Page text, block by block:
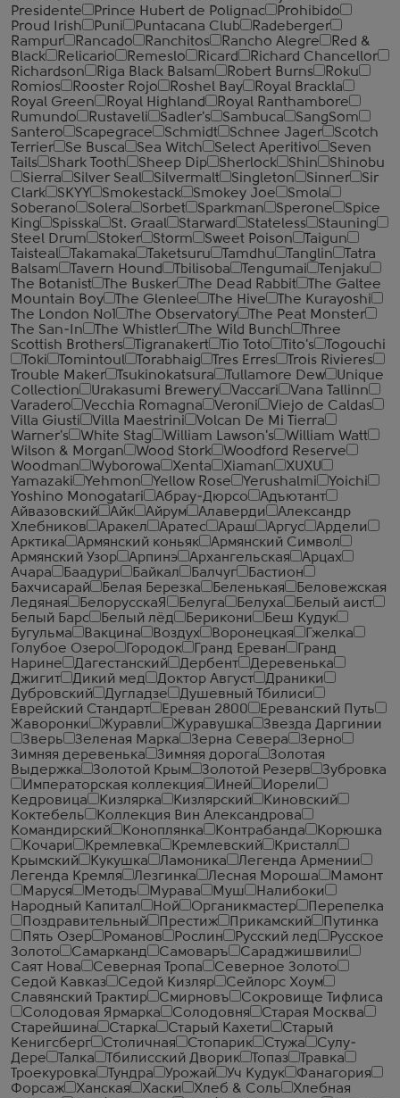
Presidente
Prince Hubert de Polignac
Prohibido
Proud Irish
Puni Puntacana Club
Radeberger
Rampur
Rancado Ranchitos Rancho Alegre
Red &
Black
Relicario Remeslo Ricard
Richard Chancellor
Richardson
Riga Black Balsam Robert Burns
Roku
Romios
Rooster Rojo Roshel Bay
Royal Brackla
Royal Green
Royal Highland
Royal Ranthambore
Rumundo
Rustaveli Sadler's Sambuca
SangSom
Santero
Scapegrace Schmidt Schnee Jager
Scotch
Terrier
Se Busca Sea Witch Select Aperitivo
Seven
Tails
Shark Tooth Sheep Dip Sherlock Shin
Shinobu
Sierra
Silver Seal Silvermalt Singleton Sinner
Sir
Clark
SKYY Smokestack Smokey Joe
Smola
Soberano
Solera Sorbet Sparkman Sperone
Spice
King
Spisska St. Graal Starward Stateless
Stauning
Steel Drum
Stoker Storm Sweet Poison
Taigun
Taisteal
Takamaka Taketsuru Tamdhu Tanglin
Tatra
Balsam
Tavern Hound Tbilisoba Tengumai
Tenjaku
The Botanist
The Busker The Dead Rabbit
The Galtee
Mountain Boy
The Glenlee The Hive
The Kurayoshi
The London №1
The Observatory
The Peat Monster
The San-In
The Whistler The Wild Bunch
Three
Scottish Brothers
Tigranakert Tio Toto Tito's
Togouchi
Toki
Tomintoul Torabhaig Tres Erres
Trois Rivieres
Trouble Maker
Tsukinokatsura Tullamore Dew
Unique
Collection
Urakasumi Brewery Vaccari
Vana Tallinn
Varadero
Vecchia Romagna Veroni
Viejo de Caldas
Villa Giusti
Villa Maestrini
Volcan De Mi Tierra
Warner's
White Stag William Lawson's
William Watt
Wilson & Morgan
Wood Stork
Woodford Reserve
Woodman
Wyborowa Xenta Xiaman
XUXU
Yamazaki
Yehmon Yellow Rose Yerushalmi
Yoichi
Yoshino Monogatari
Абрау-Дюрсо
Адъютант
Айвазовский
Айк Айрум Алаверди
Александр
Хлебников
Аракел Аратес Араш Аргус
Ардели
Арктика
Армянский коньяк
Армянский Символ
Армянский Узор
Арпинэ Архангельская
Арцах
Ачара
Баадури Байкал Балчуг
Бастион
Бахчисарай
Белая Березка Беленькая
Беловежская
Ледяная
БелорусскаЯ Белуга Белуха
Белый аист
Белый Барс
Белый лёд Берикони
Беш Кудук
Бугульма
Вакцина Воздух Воронецкая
Гжелка
Голубое Озеро
Городок Гранд Ереван
Гранд
Нарине
Дагестанский Дербент
Деревенька
Джигит
Дикий мед Доктор Август
Драники
Дубровский
Дугладзе
Душевный Тбилиси
Еврейский Стандарт
Ереван 2800
Ереванский Путь
Жаворонки
Журавли Журавушка
Звезда Даргинии
Зверь
Зеленая Марка Зерна Севера
Зерно
Зимняя деревенька
Зимняя дорога
Золотая
Выдержка
Золотой Крым Золотой Резерв
Зубровка
Императорская коллекция
Иней
Иорели
Кедровица
Кизлярка Кизлярский
Киновский
Коктебель
Коллекция Вин Александрова
Командирский
Коноплянка Контрабанда
Корюшка
Кочари
Кремлевка Кремлевский
Кристалл
Крымский
Кукушка Ламоника
Легенда Армении
Легенда Кремля
Лезгинка Лесная Мороша
Мамонт
Маруся
Методъ Мурава Муш
Налибоки
Народный Капитал
Ной Органикмастер
Перепелка
Поздравительный
Престиж Прикамский
Путинка
Пять Озер
Романов Рослин Русский лед
Русское
Золото
Самарканд Самоваръ
Сараджишвили
Саят Нова
Северная Тропа
Северное Золото
Седой Кавказ
Седой Кизляр
Сейлорс Хоум
Славянский Трактир
Смирновъ
Сокровище Тифлиса
Солодовая Ярмарка
Солодовня
Старая Москва
Старейшина
Старка Старый Кахети
Старый
Кенигсберг
Столичная Стопарик Стужа
Сулу-
Дере
Талка Тбилисский Дворик Топаз
Травка
Троекуровка
Тундра Урожай Уч Кудук
Фанагория
Форсаж
Ханская Хаски Хлеб & Соль
Хлебная